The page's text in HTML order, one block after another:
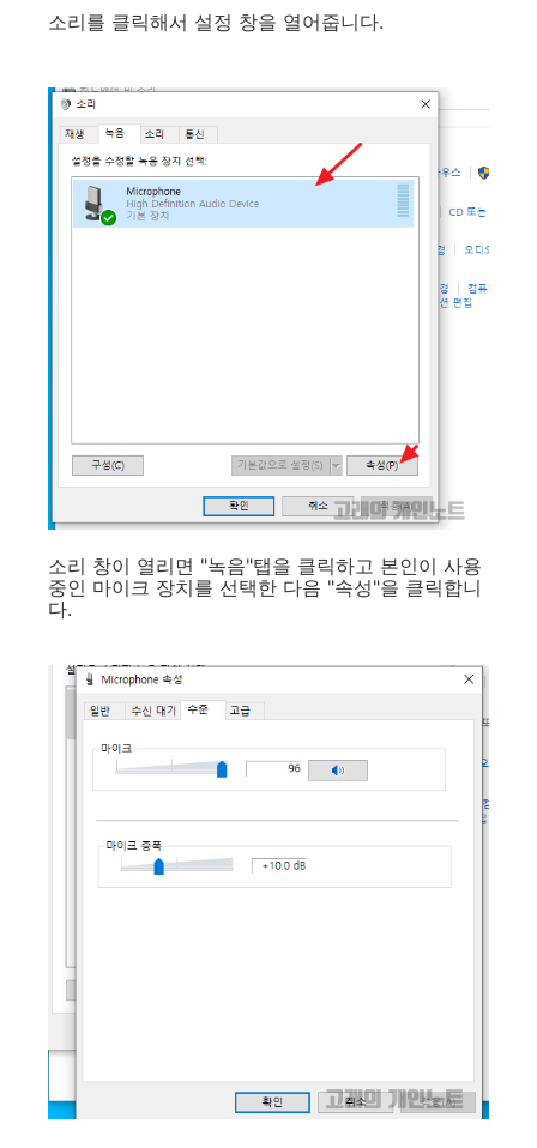
소리를 클릭해서 설정 창을 열어줍니다.
소리 창이 열리면 "녹음"탭을 클릭하고 본인이 사용
중인 마이크 장치를 선택한 다음 "속성"을 클릭합니
다.